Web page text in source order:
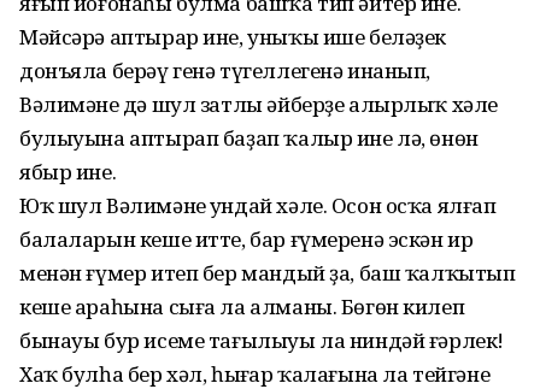
Мәйсәрә аптырар ине, уныҡы ише беләҙек
донъяла берәү генә түгеллегенә инанып,
Вәлимәнең дә шул затлы әйберҙе алырлыҡ хәле
булыуына аптырап баҙап ҡалыр ине лә, өнөн
ябыр ине.
Юҡ шул Вәлимәнең ундай хәле. Осон осҡа ялғап
балаларын кеше итте, бар ғүмеренә эскән ир
менән ғүмер итеп бер мандый ҙа, баш ҡалҡытып
кеше араһына сыға ла алманы. Бөгөн килеп
бынауы бур исеме тағылыуы ла ниндәй ғәрлек!
Хаҡ булһа бер хәл, һыңғар ҡалағына ла тейгәне